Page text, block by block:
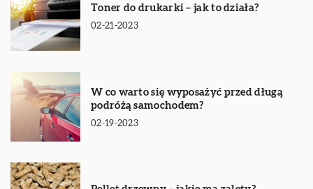
Toner do drukarki – jak to działa?
02-21-2023
W co warto się wyposażyć przed długą
podróżą samochodem?
02-19-2023